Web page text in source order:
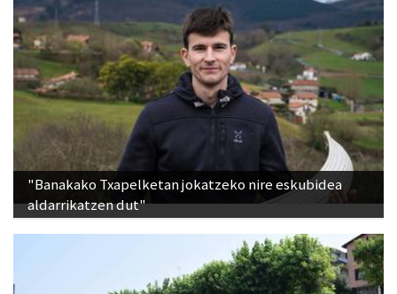
"Banakako Txapelketan jokatzeko nire eskubidea
aldarrikatzen dut"